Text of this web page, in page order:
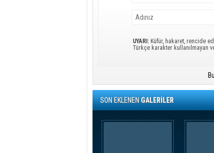
UYARI: Küfür, hakaret, rencide
Türkçe karakter kullanılmayan
SON EKLENENGALERİLER